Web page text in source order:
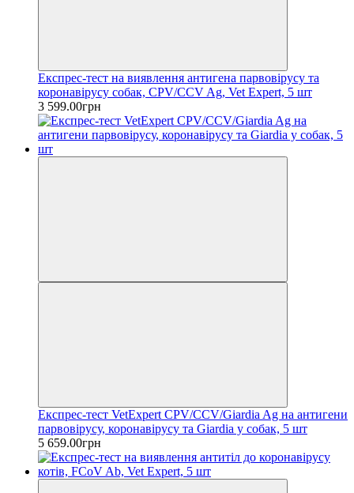
Експрес-тест на виявлення антигена парвовірусу та
коронавірусу собак, CPV/CCV Ag, Vet Expert, 5 шт
3 599.00грн
Експрес-тест VetExpert CPV/CCV/Giardia Ag на антигени
парвовірусу, коронавірусу та Giardia у собак, 5 шт
5 659.00грн